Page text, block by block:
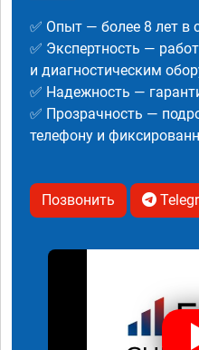
✅ Опыт — более 8 лет в
✅ Экспертность —
и диагностическим
✅ Надежность —
✅ Прозрачность —
телефону и
Позвонить